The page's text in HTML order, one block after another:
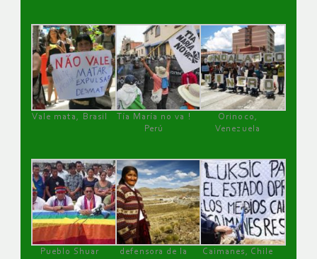
Vale mata, Brasil
Tía María no va !
Perú
Orinoco,
Venezuela
Pueblo Shuar
defensora de la
Caimanes, Chile